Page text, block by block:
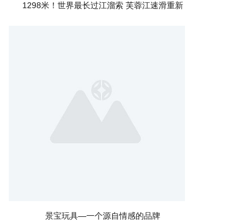
1298米！世界最长过江溜索 芙蓉江速滑重新
景宝玩具—一个源自情感的品牌